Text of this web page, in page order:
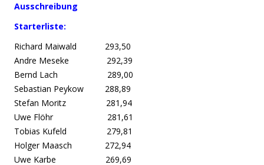
Ausschreibung
Starterliste:
Richard Maiwald 293,50
Andre Meseke 292,39
Bernd Lach 289,00
Sebastian Peykow 288,89
Stefan Moritz 281,94
Uwe Flöhr 281,61
Tobias Kufeld 279,81
Holger Maasch 272,94
Uwe Karbe 269,69